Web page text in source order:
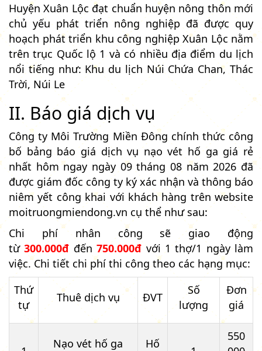
Huyện Xuân Lộc đạt chuẩn huyện nông thôn mới
chủ yếu phát triển nông nghiệp đã được quy
hoạch phát triển khu công nghiệp Xuân Lộc nằm
trên trục Quốc lộ 1 và có nhiều địa điểm du lịch
nổi tiếng như: Khu du lịch Núi Chứa Chan, Thác
Trời, Núi Le
II. Báo giá dịch vụ
Công ty Môi Trường Miền Đông chính thức công
bố bảng báo giá dịch vụ nạo vét hố ga giá rẻ
nhất hôm ngay ngày 09 tháng 08 năm 2026 đã
được giám đốc công ty ký xác nhận và thông báo
niêm yết công khai với khách hàng trên website
moitruongmiendong.vn cụ thể như sau:
Chi phí nhân công sẽ giao động
từ300.000đ đến750.000đ với 1 thợ/1 ngày làm
việc. Chi tiết chi phí thi công theo các hạng mục:
Thứ
tự
Thuê dịch vụ ĐVT
Số
lượng
Đơn
giá
Nạo vét hố ga
Hố
550